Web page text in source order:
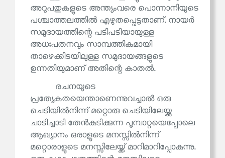
അറുപതുകളുടെ അന്ത്യംവരെ പൊന്നാനിയുടെ
പശ്ചാത്തലത്തിൽ എഴുതപ്പെട്ടതാണ്. നായര്‍
സമുദായത്തിന്റെ പടിപടിയായുള്ള
അധഃപതനവും സാമ്പത്തികമായി
താഴെക്കിടയിലുള്ള സമുദായങ്ങളുടെ
ഉന്നതിയുമാണ് അതിന്റെ കാതല്‍.
രചനയുടെ
പ്രത്യേകതയെന്താണെന്നുവച്ചാല്‍ ഒരു
ചെടിയില്‍നിന്ന് മറ്റൊരു ചെടിയിലേയ്ക്കു
ചാടിച്ചാടി തേന്‍കുടിക്കുന്ന പൂമ്പാറ്റയെപ്പോലെ
ആഖ്യാനം ഒരാളുടെ മനസ്സില്‍നിന്ന്
മറ്റൊരാളുടെ മനസ്സിലേയ്ക്ക് മാറിമാറിപ്പോകുന്നു.